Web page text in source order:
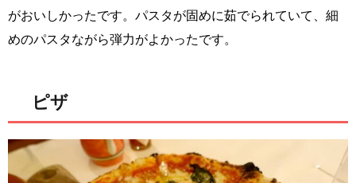
がおいしかったです。パスタが固めに茹でられていて、細
めのパスタながら弾力がよかったです。
ピザ